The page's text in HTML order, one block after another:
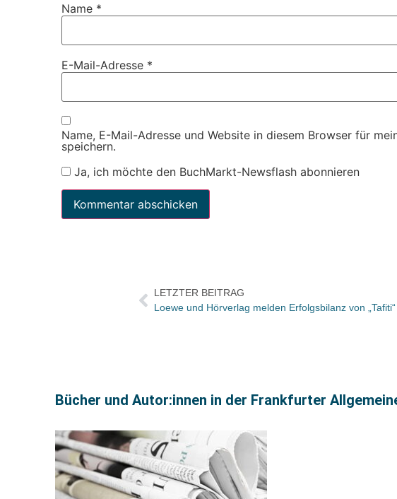
Name *
E-Mail-Adresse *
Name, E-Mail-Adresse und Website in diesem Browser für
speichern.
Ja, ich möchte den BuchMarkt-Newsflash abonnieren
LETZTER BEITRAG
Loewe und Hörverlag melden Erfolgsbilanz von „Tafiti“
Bücher und Autor:innen in der Frankfurter